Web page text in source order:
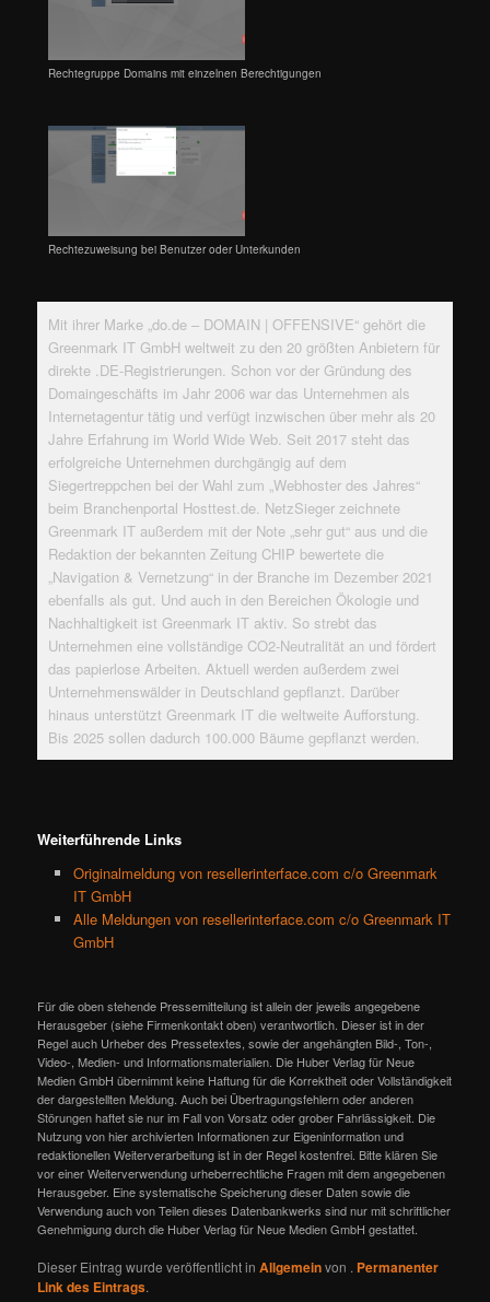
Rechtegruppe Domains mit einzelnen Berechtigungen
Rechtezuweisung bei Benutzer oder Unterkunden
Mit ihrer Marke „do.de – DOMAIN | OFFENSIVE“ gehört die
Greenmark IT GmbH weltweit zu den 20 größten Anbietern für
direkte .DE-Registrierungen. Schon vor der Gründung des
Domaingeschäfts im Jahr 2006 war das Unternehmen als
Internetagentur tätig und verfügt inzwischen über mehr als 20
Jahre Erfahrung im World Wide Web. Seit 2017 steht das
erfolgreiche Unternehmen durchgängig auf dem
Siegertreppchen bei der Wahl zum „Webhoster des Jahres“
beim Branchenportal Hosttest.de. NetzSieger zeichnete
Greenmark IT außerdem mit der Note „sehr gut“ aus und die
Redaktion der bekannten Zeitung CHIP bewertete die
„Navigation & Vernetzung“ in der Branche im Dezember 2021
ebenfalls als gut. Und auch in den Bereichen Ökologie und
Nachhaltigkeit ist Greenmark IT aktiv. So strebt das
Unternehmen eine vollständige CO2-Neutralität an und fördert
das papierlose Arbeiten. Aktuell werden außerdem zwei
Unternehmenswälder in Deutschland gepflanzt. Darüber
hinaus unterstützt Greenmark IT die weltweite Aufforstung.
Bis 2025 sollen dadurch 100.000 Bäume gepflanzt werden.
Weiterführende Links
Originalmeldung von resellerinterface.com c/o Greenmark
IT GmbH
Alle Meldungen von resellerinterface.com c/o Greenmark IT
GmbH
Für die oben stehende Pressemitteilung ist allein der jeweils angegebene
Herausgeber (siehe Firmenkontakt oben) verantwortlich. Dieser ist in der
Regel auch Urheber des Pressetextes, sowie der angehängten Bild-, Ton-,
Video-, Medien- und Informationsmaterialien. Die Huber Verlag für Neue
Medien GmbH übernimmt keine Haftung für die Korrektheit oder Vollständigkeit
der dargestellten Meldung. Auch bei Übertragungsfehlern oder anderen
Störungen haftet sie nur im Fall von Vorsatz oder grober Fahrlässigkeit. Die
Nutzung von hier archivierten Informationen zur Eigeninformation und
redaktionellen Weiterverarbeitung ist in der Regel kostenfrei. Bitte klären Sie
vor einer Weiterverwendung urheberrechtliche Fragen mit dem angegebenen
Herausgeber. Eine systematische Speicherung dieser Daten sowie die
Verwendung auch von Teilen dieses Datenbankwerks sind nur mit schriftlicher
Genehmigung durch die Huber Verlag für Neue Medien GmbH gestattet.
Dieser Eintrag wurde veröffentlicht inAllgemeinvon . Permanenter
Link des Eintrags.